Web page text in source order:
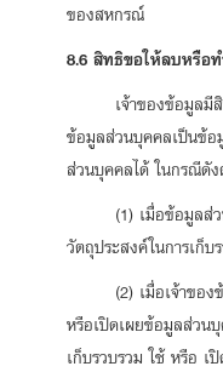
ของสหกรณ์
8.6 สิทธิขอให้ลบหรือ
เจ้าของข้อมูล
ข้อมูลส่วนบุคคลเป็นข้อ
ส่วนบุคคลได้ ในกรณีดั
(1) เมื่อข้อมูลส่
วัตถุประสงค์ในการเก็บ
(2) เมื่อเจ้าขอ
หรือเปิดเผยข้อมูลส่วน
เก็บรวบรวม ใช้ หรือ